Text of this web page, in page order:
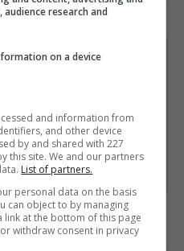
від нас листи
* Підписатись→
research and
on a device
and information from
and other device
by and shared with 227
this site. We and our partners
List of partners.
personal data on the basis
can object to by managing
at the bottom of this page
withdraw consent in privacy